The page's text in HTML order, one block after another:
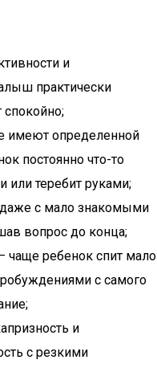
и
практически
спокойно;
имеют определенной
постоянно что-то
или теребит руками;
с мало знакомыми
вопрос до конца;
чаще ребенок спит мало
с самого
и
с резкими